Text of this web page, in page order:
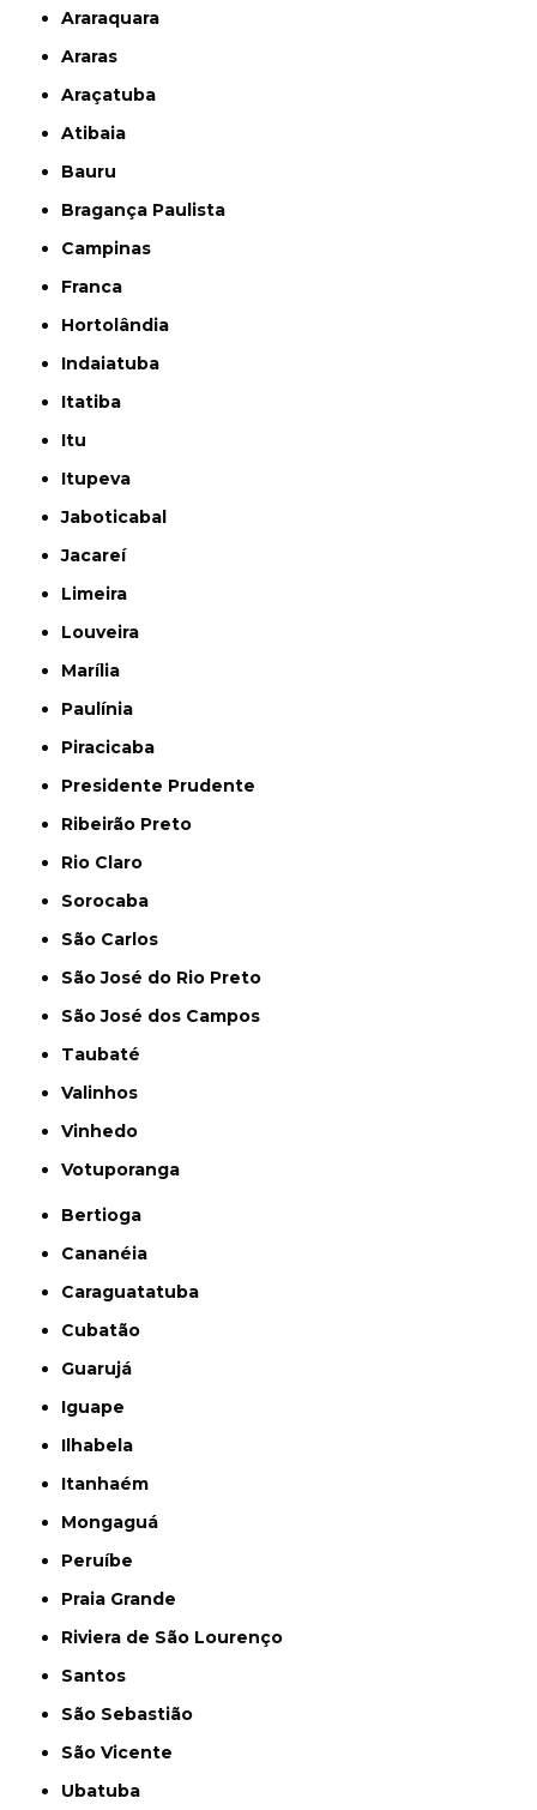
Araraquara
Araras
Araçatuba
Atibaia
Bauru
Bragança Paulista
Campinas
Franca
Hortolândia
Indaiatuba
Itatiba
Itu
Itupeva
Jaboticabal
Jacareí
Limeira
Louveira
Marília
Paulínia
Piracicaba
Presidente Prudente
Ribeirão Preto
Rio Claro
Sorocaba
São Carlos
São José do Rio Preto
São José dos Campos
Taubaté
Valinhos
Vinhedo
Votuporanga
Bertioga
Cananéia
Caraguatatuba
Cubatão
Guarujá
Iguape
Ilhabela
Itanhaém
Mongaguá
Peruíbe
Praia Grande
Riviera de São Lourenço
Santos
São Sebastião
São Vicente
Ubatuba